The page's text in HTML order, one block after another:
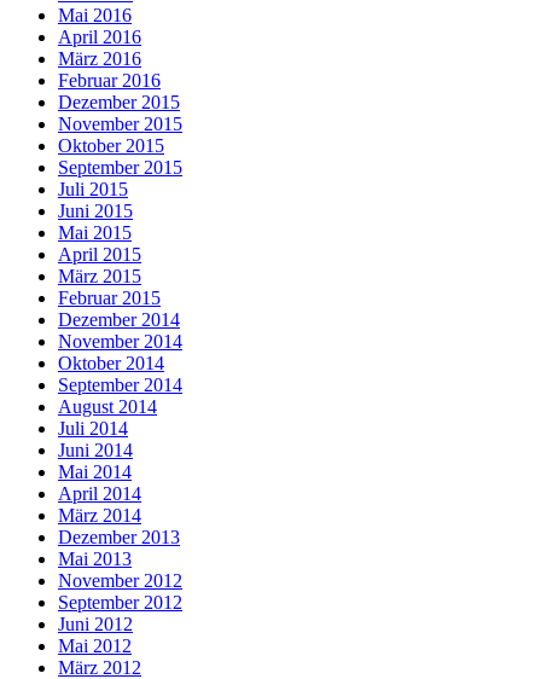
Mai 2016
April 2016
März 2016
Februar 2016
Dezember 2015
November 2015
Oktober 2015
September 2015
Juli 2015
Juni 2015
Mai 2015
April 2015
März 2015
Februar 2015
Dezember 2014
November 2014
Oktober 2014
September 2014
August 2014
Juli 2014
Juni 2014
Mai 2014
April 2014
März 2014
Dezember 2013
Mai 2013
November 2012
September 2012
Juni 2012
Mai 2012
März 2012